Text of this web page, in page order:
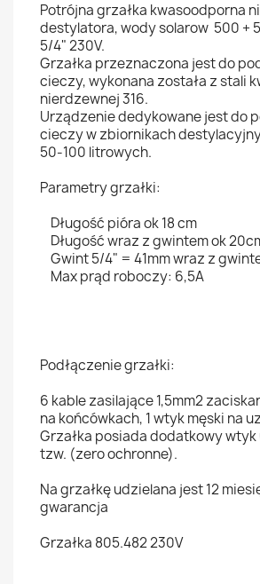
Potrójna grzałka kwasoodporna
destylatora, wody solarow 500 +
5/4" 230V.
Grzałka przeznaczona jest do
cieczy, wykonana została z stali
nierdzewnej 316.
Urządzenie dedykowane jest do
cieczy w zbiornikach
50-100 litrowych.
Parametry grzałki:
Długość pióra ok 18 cm
Długość wraz z gwintem ok
Gwint 5/4" = 41mm wraz z
Max prąd roboczy: 6,5A
Podłączenie grzałki:
6 kable zasilające 1,5mm2
na końcówkach, 1 wtyk męski na
Grzałka posiada dodatkowy
tzw. (zero ochronne).
Na grzałkę udzielana jest 12
gwarancja
Grzałka 805.482 230V